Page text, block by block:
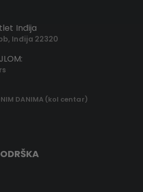
Inđija
Inđija 22320
DANIMA (kol centar)